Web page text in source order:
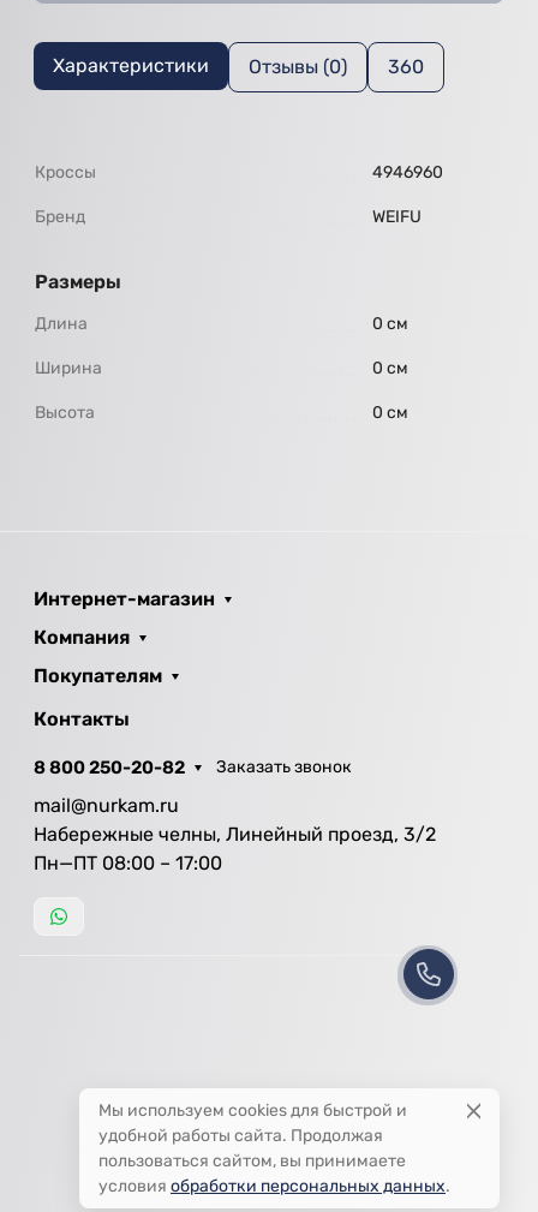
Характеристики Отзывы (0) 360
Кроссы 4946960
Бренд WEIFU
Размеры
Длина 0 см
Ширина 0 см
Высота 0 см
Интернет-магазин
Компания
Покупателям
Контакты
8 800 250-20-82 Заказать звонок
mail@nurkam.ru
Набережные челны, Линейный проезд, 3/2
Пн—ПТ 08:00 – 17:00
Мы используем cookies для быстрой и
удобной работы сайта. Продолжая
пользоваться сайтом, вы принимаете
условия обработки персональных данных.